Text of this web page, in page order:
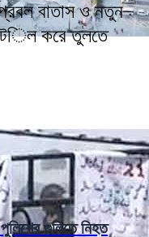
বাতাস ও নতুন
করে তুলতে
গুলিতে নিহত